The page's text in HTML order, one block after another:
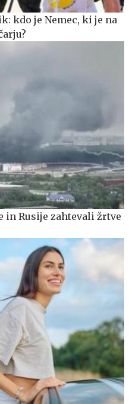
kdo je Nemec, ki je na
in Rusije zahtevali žrtve